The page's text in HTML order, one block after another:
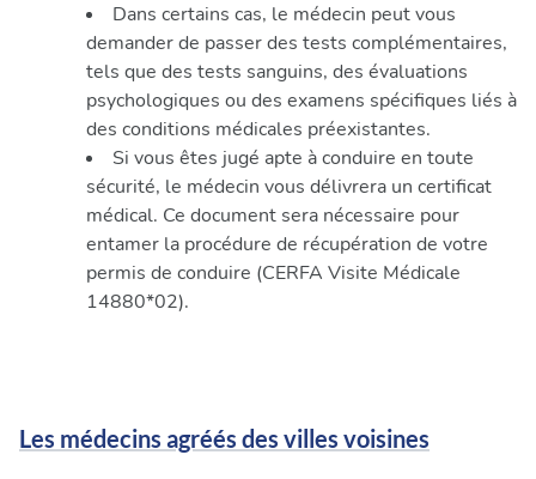
Dans certains cas, le médecin peut vous
demander de passer des tests complémentaires,
tels que des tests sanguins, des évaluations
psychologiques ou des examens spécifiques liés à
des conditions médicales préexistantes.
Si vous êtes jugé apte à conduire en toute
sécurité, le médecin vous délivrera un certificat
médical. Ce document sera nécessaire pour
entamer la procédure de récupération de votre
permis de conduire (CERFA Visite Médicale
14880*02).
Les médecins agréés des villes voisines